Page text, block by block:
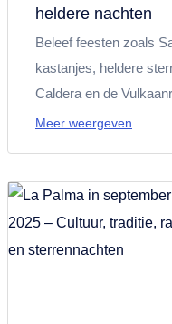
heldere nachten
Beleef feesten zoals
kastanjes, heldere
Caldera en de
tussen La Laguna en
Meer weergeven